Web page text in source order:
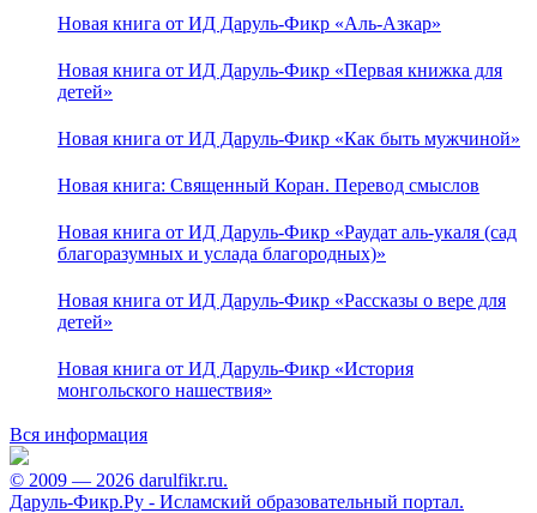
Новая книга от ИД Даруль-Фикр «Аль-Азкар»
Новая книга от ИД Даруль-Фикр «Первая книжка для
детей»
Новая книга от ИД Даруль-Фикр «Как быть мужчиной»
Новая книга: Священный Коран. Перевод смыслов
Новая книга от ИД Даруль-Фикр «Раудат аль-укаля (cад
благоразумных и услада благородных)»
Новая книга от ИД Даруль-Фикр «Рассказы о вере для
детей»
Новая книга от ИД Даруль-Фикр «История
монгольского нашествия»
Вся информация
© 2009 — 2026 darulfikr.ru.
Даруль-Фикр.Ру - Исламский образовательный портал.